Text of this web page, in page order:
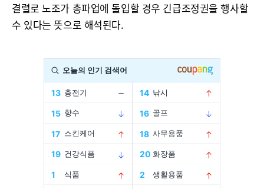
결렬로 노조가 총파업에 돌입할 경우 긴급조정권을 행사할
수 있다는 뜻으로 해석된다.